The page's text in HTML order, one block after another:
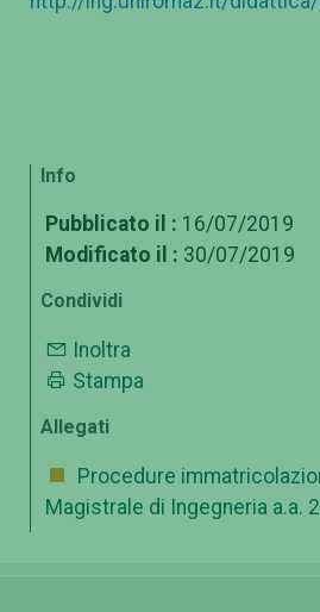
Info
Pubblicato il : 16/07/2019
Modificato il : 30/07/2019
Condividi
Inoltra
Stampa
Allegati
Procedure
Magistrale di Ingegneria a.a.